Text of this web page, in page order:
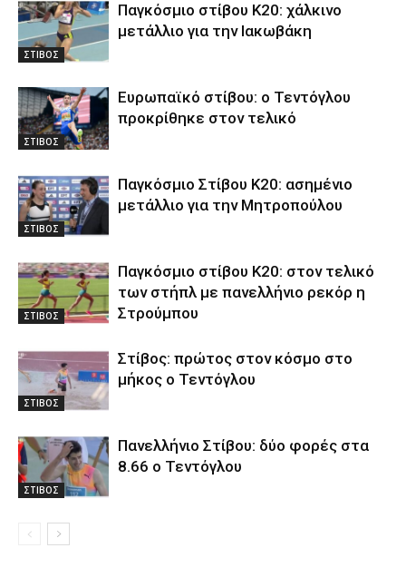
ΣΤΙΒΟΣ
Παγκόσμιο στίβου Κ20: χάλκινο
μετάλλιο για την Ιακωβάκη
ΣΤΙΒΟΣ
Ευρωπαϊκό στίβου: ο Τεντόγλου
προκρίθηκε στον τελικό
ΣΤΙΒΟΣ
Παγκόσμιο Στίβου Κ20: ασημένιο
μετάλλιο για την Μητροπούλου
ΣΤΙΒΟΣ
Παγκόσμιο στίβου Κ20: στον τελικό
των στήπλ με πανελλήνιο ρεκόρ η
Στρούμπου
ΣΤΙΒΟΣ
Στίβος: πρώτος στον κόσμο στο
μήκος ο Τεντόγλου
ΣΤΙΒΟΣ
Πανελλήνιο Στίβου: δύο φορές στα
8.66 ο Τεντόγλου